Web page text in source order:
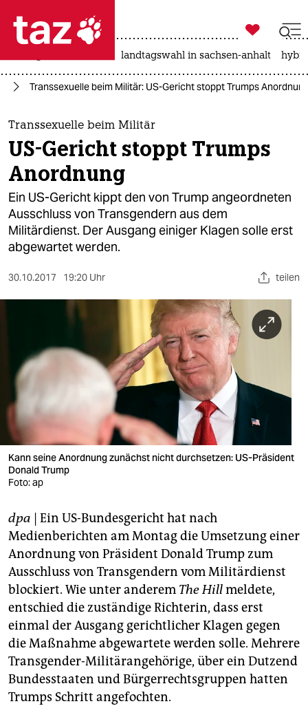
 taz zahl ich
taz zahl ich
themen
politik
öko
gesellschaft
kultur
sport
wahrheit
verlag
verlag
veranstaltungen
shop
fragen & hilfe
unterstützen
abo
genossenschaft
epaper login

taz zahl ich
landtagswahl in sachsen-anhalt
Transsexuelle beim Militär: US-Gericht stoppt Trumps
Transsexuelle beim Militär
US-Gericht stoppt Trumps
Anordnung
Ein US-Gericht kippt den von Trump angeordneten
Ausschluss von Transgendern aus dem
Militärdienst. Der Ausgang einiger Klagen solle erst
abgewartet werden.
30.10.2017 19:20 Uhr teilen
Kann seine Anordnung zunächst nicht durchsetzen: US-Präsident
Donald Trump
Foto: ap
dpa | Ein US-Bundesgericht hat nach
Medienberichten am Montag die Umsetzung einer
Anordnung von Präsident Donald Trump zum
Ausschluss von Transgendern vom Militärdienst
blockiert. Wie unter anderem The Hillmeldete,
entschied die zuständige Richterin, dass erst
einmal der Ausgang gerichtlicher Klagen gegen
die Maßnahme abgewartete werden solle. Mehrere
Transgender-Militärangehörige, über ein Dutzend
Bundesstaaten und Bürgerrechtsgruppen hatten
Trumps Schritt angefochten.